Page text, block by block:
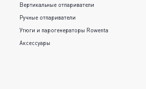
Вертикальные отпариватели
Ручные отпариватели
Утюги и парогенераторы Rowenta
Аксессуары